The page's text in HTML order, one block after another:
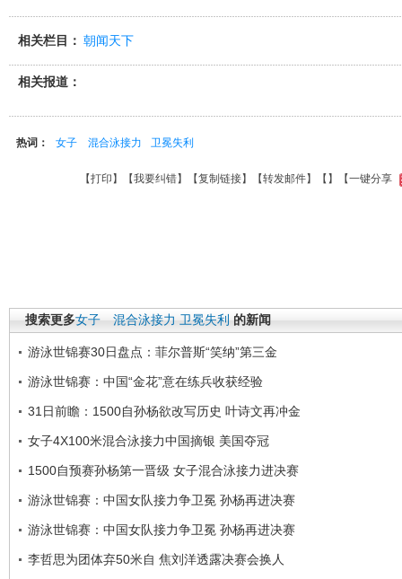
相关栏目： 朝闻天下
相关报道：
热词： 女子 混合泳接力 卫冕失利
【打印 】【我要纠错】【复制链接】【转发邮件】【 】 【一键分享
搜索更多女子 混合泳接力 卫冕失利 的新闻
游泳世锦赛30日盘点：菲尔普斯“笑纳”第三金
游泳世锦赛：中国“金花”意在练兵收获经验
31日前瞻：1500自孙杨欲改写历史 叶诗文再冲金
女子4X100米混合泳接力中国摘银 美国夺冠
1500自预赛孙杨第一晋级 女子混合泳接力进决赛
游泳世锦赛：中国女队接力争卫冕 孙杨再进决赛
游泳世锦赛：中国女队接力争卫冕 孙杨再进决赛
李哲思为团体弃50米自 焦刘洋透露决赛会换人